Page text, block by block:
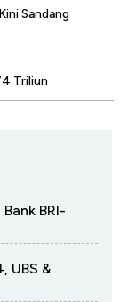
Sandang
Triliun
BRI-
UBS &